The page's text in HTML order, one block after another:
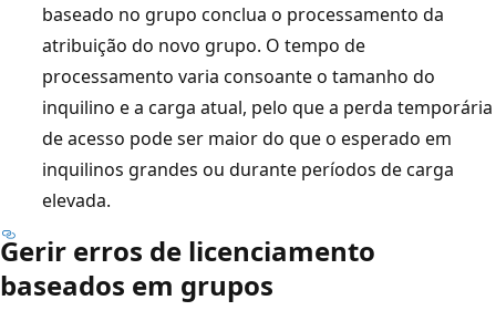
baseado no grupo conclua o processamento da
atribuição do novo grupo. O tempo de
processamento varia consoante o tamanho do
inquilino e a carga atual, pelo que a perda temporária
de acesso pode ser maior do que o esperado em
inquilinos grandes ou durante períodos de carga
elevada.
Gerir erros de licenciamento
baseados em grupos